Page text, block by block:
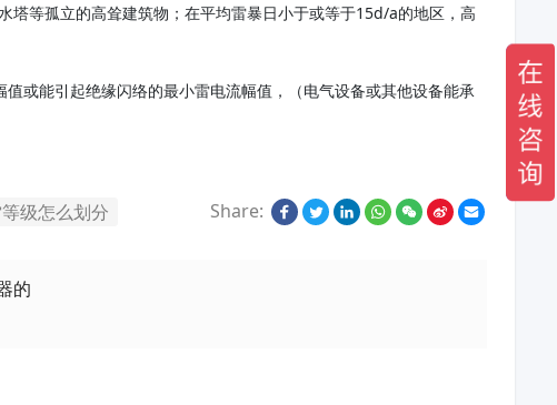
等孤立的高耸建筑物；在平均雷暴日小于或等于15d/a的地区，高
或能引起绝缘闪络的最小雷电流幅值，（电气设备或其他设备能承
级怎么划分 Share:
的